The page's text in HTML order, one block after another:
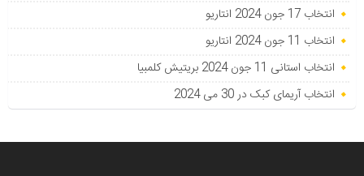
انتخاب 17 جون 2024 انتاریو
انتخاب 11 جون 2024 انتاریو
انتخاب استانی 11 جون 2024 بریتیش کلمبیا
انتخاب آریمای کبک در 30 می 2024